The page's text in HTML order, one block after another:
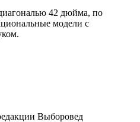
42 дюйма, по
модели с
Выборовед